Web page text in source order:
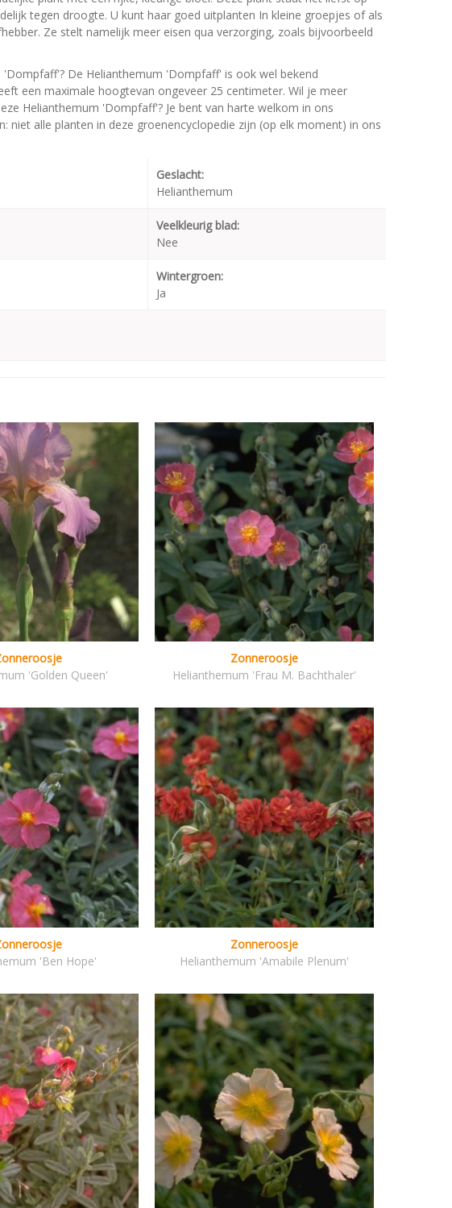
tegen droogte. U kunt haar goed uitplanten In kleine groepjes of als
Ze stelt namelijk meer eisen qua verzorging, zoals bijvoorbeeld
De Helianthemum 'Dompfaff' is ook wel bekend
een maximale hoogtevan ongeveer 25 centimeter. Wil je meer
Helianthemum 'Dompfaff'? Je bent van harte welkom in ons
niet alle planten in deze groenencyclopedie zijn (op elk moment) in ons
Geslacht:
Helianthemum
Veelkleurig blad:
Nee
Wintergroen:
Ja
'Golden Queen'
Zonneroosje
Helianthemum 'Frau M. Bachthaler'
'Ben Hope'
Zonneroosje
Helianthemum 'Amabile Plenum'